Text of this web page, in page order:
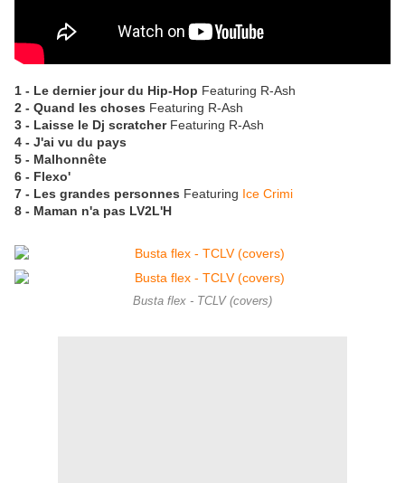
1 - Le dernier jour du Hip-Hop Featuring R-Ash
2 - Quand les choses Featuring R-Ash
3 - Laisse le Dj scratcher Featuring R-Ash
4 - J'ai vu du pays
5 - Malhonnête
6 - Flexo'
7 - Les grandes personnes Featuring Ice Crimi
8 - Maman n'a pas LV2L'H
Busta flex - TCLV (covers)